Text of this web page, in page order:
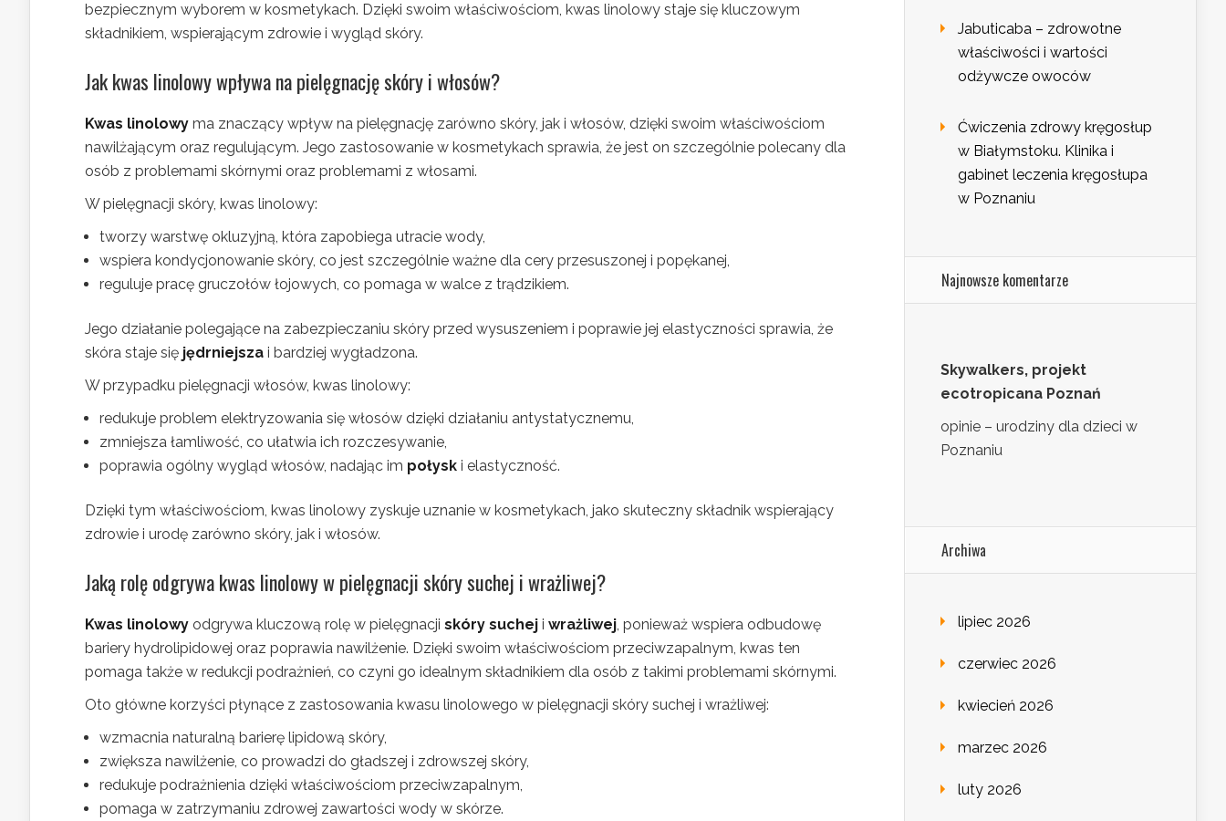
bezpiecznym wyborem w kosmetykach. Dzięki swoim właściwościom, kwas linolowy staje się kluczowym
składnikiem, wspierającym zdrowie i wygląd skóry.
Jak kwas linolowy wpływa na pielęgnację skóry i włosów?
Kwas linolowy ma znaczący wpływ na pielęgnację zarówno skóry, jak i włosów, dzięki swoim właściwościom
nawilżającym oraz regulującym. Jego zastosowanie w kosmetykach sprawia, że jest on szczególnie polecany dla
osób z problemami skórnymi oraz problemami z włosami.
W pielęgnacji skóry, kwas linolowy:
tworzy warstwę okluzyjną, która zapobiega utracie wody,
wspiera kondycjonowanie skóry, co jest szczególnie ważne dla cery przesuszonej i popękanej,
reguluje pracę gruczołów łojowych, co pomaga w walce z trądzikiem.
Jego działanie polegające na zabezpieczaniu skóry przed wysuszeniem i poprawie jej elastyczności sprawia, że
skóra staje się jędrniejsza i bardziej wygładzona.
W przypadku pielęgnacji włosów, kwas linolowy:
redukuje problem elektryzowania się włosów dzięki działaniu antystatycznemu,
zmniejsza łamliwość, co ułatwia ich rozczesywanie,
poprawia ogólny wygląd włosów, nadając im połysk i elastyczność.
Dzięki tym właściwościom, kwas linolowy zyskuje uznanie w kosmetykach, jako skuteczny składnik wspierający
zdrowie i urodę zarówno skóry, jak i włosów.
Jaką rolę odgrywa kwas linolowy w pielęgnacji skóry suchej i wrażliwej?
Kwas linolowy odgrywa kluczową rolę w pielęgnacji skóry suchej i wrażliwej, ponieważ wspiera odbudowę
bariery hydrolipidowej oraz poprawia nawilżenie. Dzięki swoim właściwościom przeciwzapalnym, kwas ten
pomaga także w redukcji podrażnień, co czyni go idealnym składnikiem dla osób z takimi problemami skórnymi.
Oto główne korzyści płynące z zastosowania kwasu linolowego w pielęgnacji skóry suchej i wrażliwej:
wzmacnia naturalną barierę lipidową skóry,
zwiększa nawilżenie, co prowadzi do gładszej i zdrowszej skóry,
redukuje podrażnienia dzięki właściwościom przeciwzapalnym,
pomaga w zatrzymaniu zdrowej zawartości wody w skórze.
Jabuticaba – zdrowotne
właściwości i wartości
odżywcze owoców
Ćwiczenia zdrowy kręgosłup
w Białymstoku. Klinika i
gabinet leczenia kręgosłupa
w Poznaniu
Najnowsze komentarze
Skywalkers, projekt
ecotropicana Poznań
opinie – urodziny dla dzieci w
Poznaniu
Archiwa
lipiec 2026
czerwiec 2026
kwiecień 2026
marzec 2026
luty 2026